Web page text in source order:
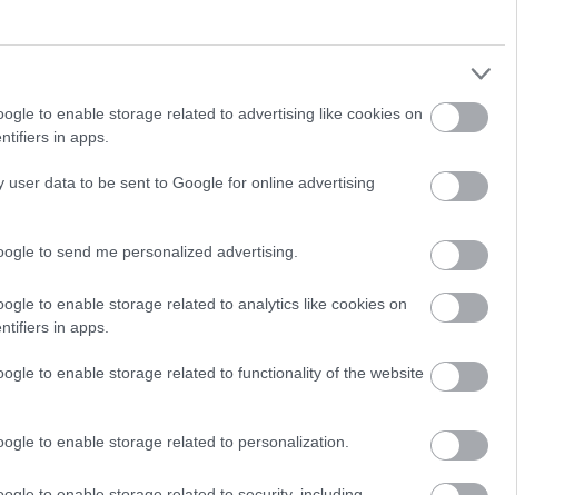
to enable storage related to advertising like cookies on
in apps.
user data to be sent to Google for online advertising
to send me personalized advertising.
to enable storage related to analytics like cookies on
in apps.
to enable storage related to functionality of the website
to enable storage related to personalization.
Szőnyegtisztítás
https://t.co/
06:26PM
— bioautowasche
https://t.co/
https://t.co/
— Étrend és
(@etrendes)
2019.
https://t.co/
https://t.co/
— Fogyás és fogyókúra
https://t.co/ErRtlyiGW9
https://t.co/ErRtlyiGW9
— Plasztikai
2019. szeptember 3.
https://t.co/xkWHrUDgsi
https://t.co/xkWHrUDgsi